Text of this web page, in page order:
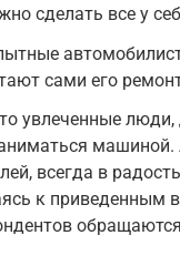
сделать все у
сами его
увлеченные
машиной.
всегда в
к приведенным